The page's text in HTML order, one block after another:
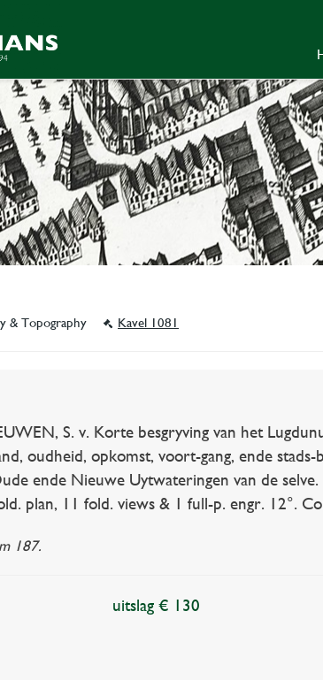
& Topography Kavel 1081
S. v. Korte besgryving van het
oudheid, opkomst, voort-gang, ende
ende Nieuwe Uytwateringen van de
plan, 11 fold. views & 1 full-p. engr. 12°.
187.
uitslag € 130